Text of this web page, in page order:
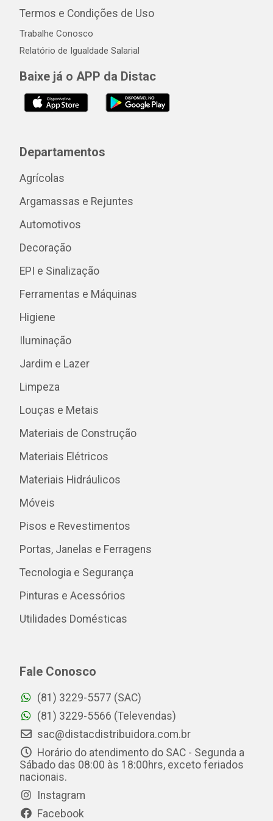
Termos e Condições de Uso
Trabalhe Conosco
Relatório de Igualdade Salarial
Baixe já o APP da Distac
Departamentos
Agrícolas
Argamassas e Rejuntes
Automotivos
Decoração
EPI e Sinalização
Ferramentas e Máquinas
Higiene
Iluminação
Jardim e Lazer
Limpeza
Louças e Metais
Materiais de Construção
Materiais Elétricos
Materiais Hidráulicos
Móveis
Pisos e Revestimentos
Portas, Janelas e Ferragens
Tecnologia e Segurança
Pinturas e Acessórios
Utilidades Domésticas
Fale Conosco
(81) 3229-5577 (SAC)
(81) 3229-5566 (Televendas)
sac@distacdistribuidora.com.br
Horário do atendimento do SAC - Segunda a
Sábado das 08:00 às 18:00hrs, exceto feriados
nacionais.
Instagram
Facebook